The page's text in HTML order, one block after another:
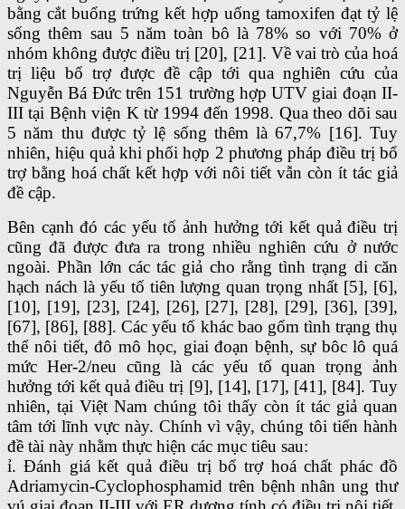
bằng cắt buổng trứng kết hợp uống tamoxifen đạt tỷ lệ
sống thêm sau 5 năm toàn bô là 78% so với 70% ở
nhóm không được điều trị [20], [21]. Về vai trò của hoá
trị liệu bổ trợ được đề cập tới qua nghiên cứu của
Nguyễn Bá Đức trên 151 trường hợp UTV giai đoạn II-
III tại Bệnh viện K từ 1994 đến 1998. Qua theo dõi sau
5 năm thu được tỷ lệ sống thêm là 67,7% [16]. Tuy
nhiên, hiệu quả khi phối hợp 2 phương pháp điều trị bổ
trợ bằng hoá chất kết hợp với nôi tiết vẫn còn ít tác giả
đề cập.
Bên cạnh đó các yếu tố ảnh hưởng tới kết quả điều trị
cũng đã được đưa ra trong nhiều nghiên cứu ở nước
ngoài. Phần lớn các tác giả cho rằng tình trạng di căn
hạch nách là yếu tố tiên lượng quan trọng nhất [5], [6],
[10], [19], [23], [24], [26], [27], [28], [29], [36], [39],
[67], [86], [88]. Các yếu tố khác bao gổm tình trạng thụ
thể nôi tiết, đô mô học, giai đoạn bệnh, sự bôc lô quá
mức Her-2/neu cũng là các yếu tố quan trọng ảnh
hưởng tới kết quả điều trị [9], [14], [17], [41], [84]. Tuy
nhiên, tại Việt Nam chúng tôi thấy còn ít tác giả quan
tâm tới lĩnh vực này. Chính vì vậy, chúng tôi tiến hành
đề tài này nhằm thực hiện các mục tiêu sau:
ỉ. Đánh giá kết quả điều trị bổ trợ hoá chất phác đồ
Adriamycin-Cyclophosphamid trên bệnh nhân ung thư